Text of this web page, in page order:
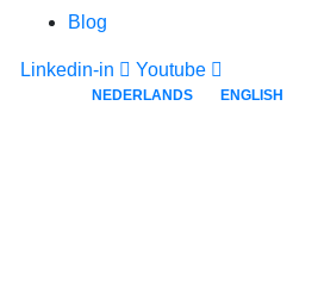
Blog
Linkedin-in Youtube
NEDERLANDS ENGLISH